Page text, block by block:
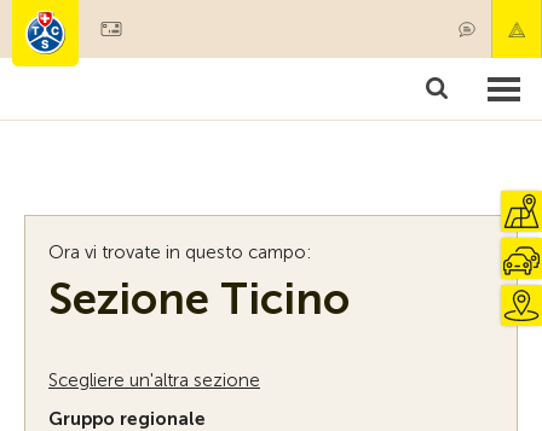
Societariato & prestazioni
Ora vi trovate in questo campo:
Sezione Ticino
Scegliere un'altra sezione
Gruppo regionale